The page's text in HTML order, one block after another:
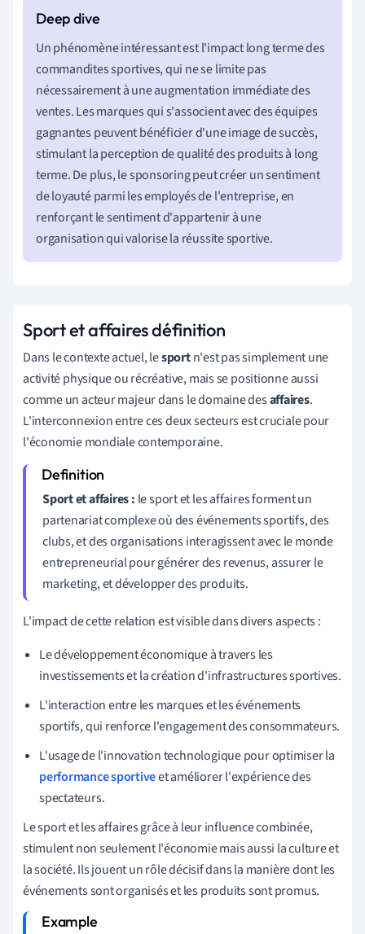
Un phénomène intéressant est l'impact long terme des
commandites sportives, qui ne se limite pas
nécessairement à une augmentation immédiate des
ventes. Les marques qui s'associent avec des équipes
gagnantes peuvent bénéficier d'une image de succès,
stimulant la perception de qualité des produits à long
terme. De plus, le sponsoring peut créer un sentiment
de loyauté parmi les employés de l'entreprise, en
renforçant le sentiment d'appartenir à une
organisation qui valorise la réussite sportive.
Sport et affaires définition
Dans le contexte actuel, lesportn'est pas simplement une
activité physique ou récréative, mais se positionne aussi
comme un acteur majeur dans le domaine desaffaires.
L'interconnexion entre ces deux secteurs est cruciale pour
l'économie mondiale contemporaine.
Sport et affaires : le sport et les affaires forment un
partenariat complexe où des événements sportifs, des
clubs, et des organisations interagissent avec le monde
entrepreneurial pour générer des revenus, assurer le
marketing, et développer des produits.
L'impact de cette relation est visible dans divers aspects :
Le développement économique à travers les
investissements et la création d'infrastructures sportives.
L'interaction entre les marques et les événements
sportifs, qui renforce l'engagement des consommateurs.
L'usage de l'innovation technologique pour optimiser la
performance sportiveet améliorer l'expérience des
spectateurs.
Le sport et les affaires grâce à leur influence combinée,
stimulent non seulement l'économie mais aussi la culture et
la société. Ils jouent un rôle décisif dans la manière dont les
événements sont organisés et les produits sont promus.